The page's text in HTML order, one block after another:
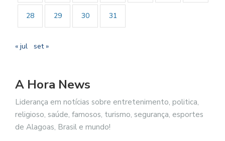
28 29 30 31
« jul set »
A Hora News
Liderança em notícias sobre entretenimento, politica,
religioso, saúde, famosos, turismo, segurança, esportes
de Alagoas, Brasil e mundo!